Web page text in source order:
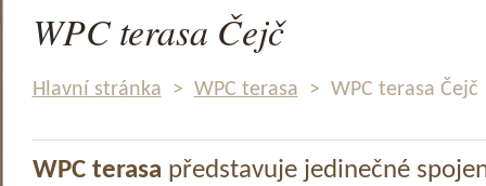
WPC terasa Čejč
Hlavní stránka > WPC terasa > WPC terasa Čejč
WPC terasa představuje jedinečné